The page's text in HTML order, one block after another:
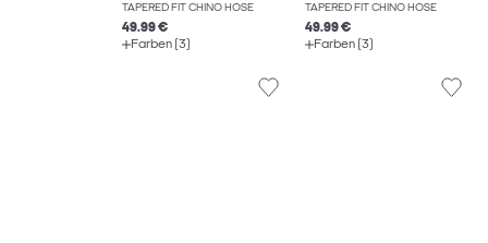
TAPERED FIT CHINO HOSE
49.99 €
Farben (3)
TAPERED FIT CHINO HOSE
49.99 €
Farben (3)